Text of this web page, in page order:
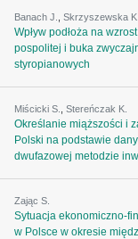
Banach J. Skrzyszewska K.
Wpływ podłoża na
pospolitej i buka
styropianowych
Miścicki S. Stereńczak K.
Określanie miąższości i
Polski na podstawie
dwufazowej metodzie
Zając S.
Sytuacja ekonomiczno-
w Polsce w okresie